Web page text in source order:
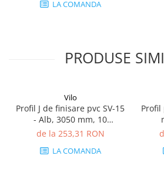
LA COMANDA
PRODUSE
Vilo
Profil J de finisare pvc SV-15
- Alb, 3050 mm, 10
buc/cutie
de la 253,31 RON
LA COMANDA
Profil